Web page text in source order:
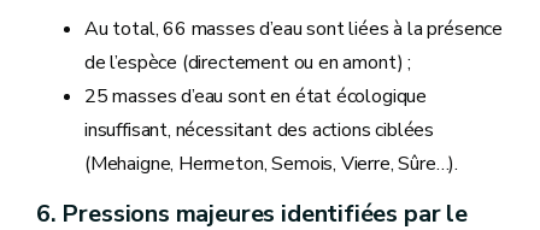
Au total, 66 masses d’eau sont liées à la présence
de l’espèce (directement ou en amont) ;
25 masses d’eau sont en état écologique
insuffisant, nécessitant des actions ciblées
(Mehaigne, Hermeton, Semois, Vierre, Sûre…).
6. Pressions majeures identifiées par le